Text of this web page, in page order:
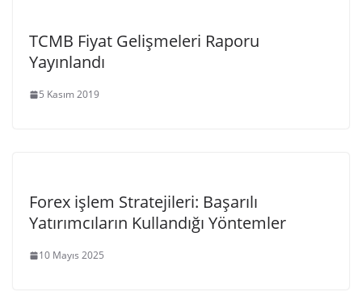
TCMB Fiyat Gelişmeleri Raporu
Yayınlandı
5 Kasım 2019
Forex işlem Stratejileri: Başarılı
Yatırımcıların Kullandığı Yöntemler
10 Mayıs 2025